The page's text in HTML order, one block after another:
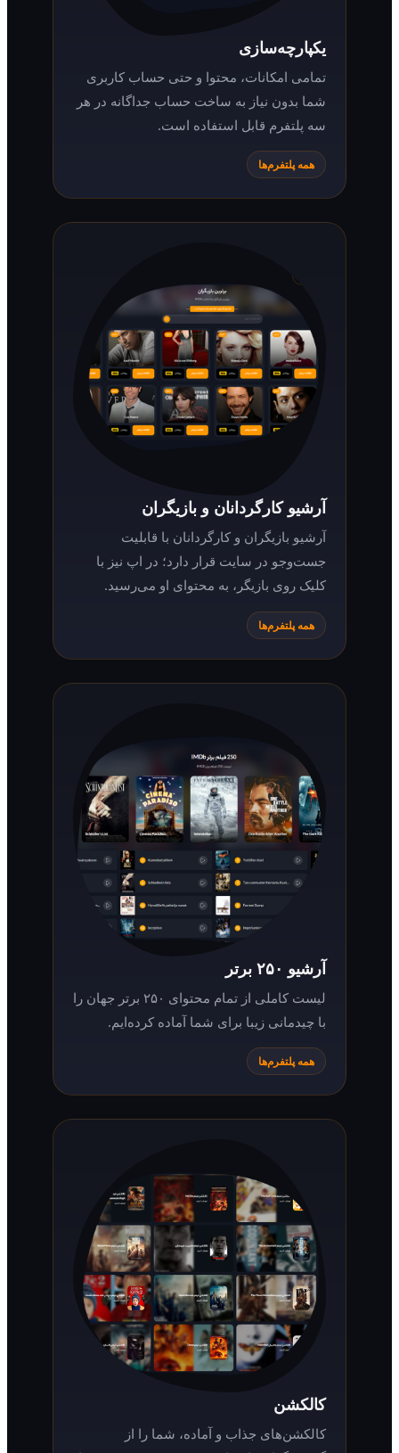
یکپارچه‌سازی
تمامی امکانات، محتوا و حتی حساب کاربری
شما بدون نیاز به ساخت حساب جداگانه در هر
سه پلتفرم قابل استفاده است.
همه پلتفرم‌ها
آرشیو کارگردانان و بازیگران
آرشیو بازیگران و کارگردانان با قابلیت
جست‌وجو در سایت قرار دارد؛ در اپ نیز با
کلیک روی بازیگر، به محتوای او می‌رسید.
همه پلتفرم‌ها
آرشیو ۲۵۰ برتر
لیست کاملی از تمام محتوای ۲۵۰ برتر جهان را
با چیدمانی زیبا برای شما آماده کرده‌ایم.
همه پلتفرم‌ها
کالکشن
کالکشن‌های جذاب و آماده، شما را از